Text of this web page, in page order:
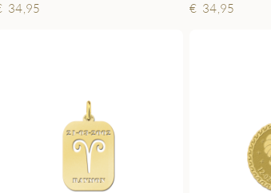
34,95
34,95